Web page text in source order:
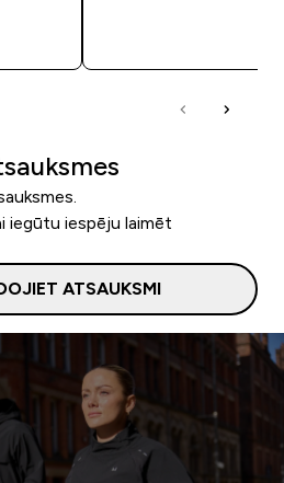
iegūtu iespēju laimēt
ATSAUKSMI